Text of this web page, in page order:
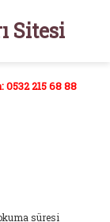
Sitesi
215 68 88
süresi